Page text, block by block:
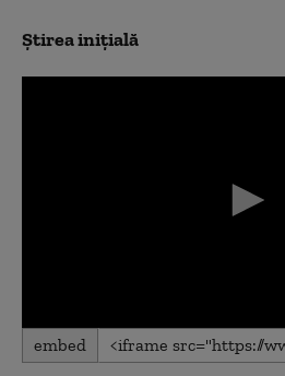
Știrea inițială
0
seconds
embed